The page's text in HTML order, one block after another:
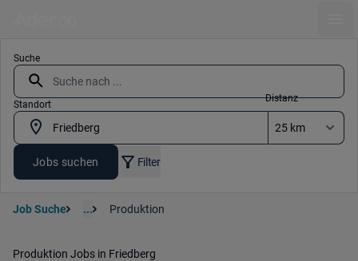
Suche
Standort
Distanz
Jobs suchen Filter
Job Suche ... Produktion
Produktion Jobs in Friedberg